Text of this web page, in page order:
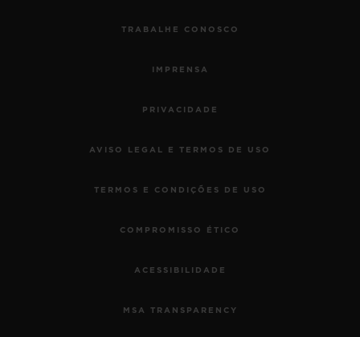
TRABALHE CONOSCO
IMPRENSA
PRIVACIDADE
AVISO LEGAL E TERMOS DE USO
TERMOS E CONDIÇÕES DE USO
COMPROMISSO ÉTICO
ACESSIBILIDADE
MSA TRANSPARENCY